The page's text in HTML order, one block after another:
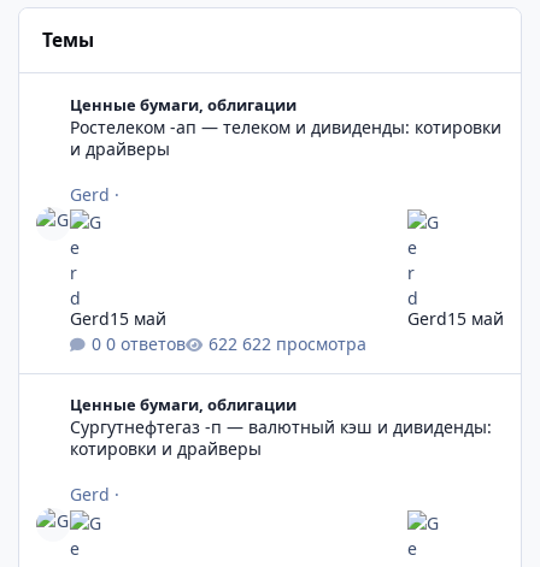
Темы
Ценные бумаги, облигации
Ростелеком -ап — телеком и дивиденды: котировки
и драйверы
Gerd ·
0 ответов 622 просмотра
Gerd15 май Gerd15 май
Ценные бумаги, облигации
Сургутнефтегаз -п — валютный кэш и дивиденды:
котировки и драйверы
Gerd ·